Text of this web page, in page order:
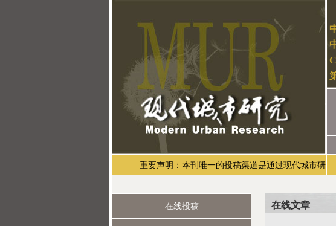
重要声明：本刊唯一的投稿渠道是通过现代城市研究
在线文章
在线投稿